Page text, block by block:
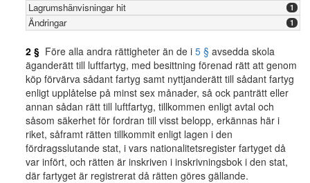
Lagrumshänvisningar hit 1
Ändringar 1
2 § Före alla andra rättigheter än de i 5 § avsedda skola
äganderätt till luftfartyg, med besittning förenad rätt att genom
köp förvärva sådant fartyg samt nyttjanderätt till sådant fartyg
enligt upplåtelse på minst sex månader, så ock panträtt eller
annan sådan rätt till luftfartyg, tillkommen enligt avtal och
såsom säkerhet för fordran till visst belopp, erkännas här i
riket, såframt rätten tillkommit enligt lagen i den
fördragsslutande stat, i vars nationalitetsregister fartyget då
var infört, och rätten är inskriven i inskrivningsbok i den stat,
där fartyget är registrerat då rätten göres gällande.